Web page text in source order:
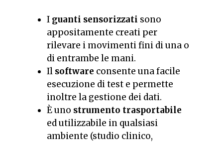
I guanti sensorizzati sono
appositamente creati per
rilevare i movimenti fini di una o
di entrambe le mani.
Il software consente una facile
esecuzione di test e permette
inoltre la gestione dei dati.
È uno strumento trasportabile
ed utilizzabile in qualsiasi
ambiente (studio clinico,